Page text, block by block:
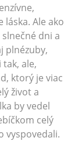
Ale ako
dni a
plnézuby,
ale,
ktorý je viac
život a
by vedel
celý
vyspovedali.